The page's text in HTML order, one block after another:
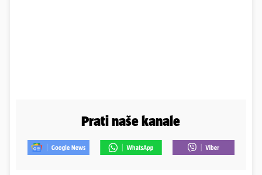
Prati naše kanale